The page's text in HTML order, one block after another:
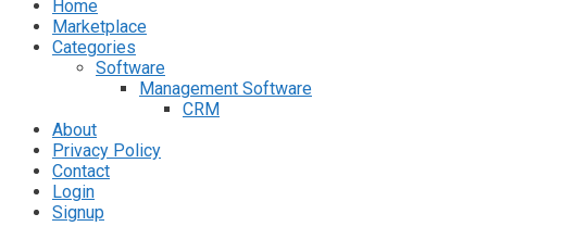
Home
Marketplace
Categories
Software
Management Software
CRM
About
Privacy Policy
Contact
Login
Signup